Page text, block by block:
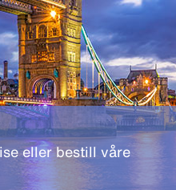
eller bestill våre